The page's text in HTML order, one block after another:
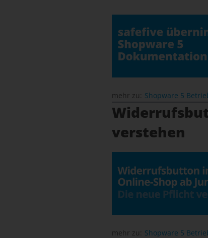
mehr zu: Shopware 5
verstehen
mehr zu: Shopware 5